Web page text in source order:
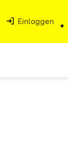
(Öffnet in neuem
Einloggen